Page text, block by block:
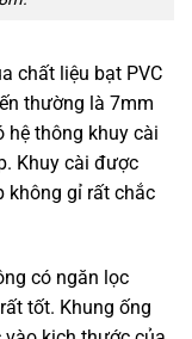
chất liệu bạt PVC
thường là 7mm
hệ thông khuy cài
Khuy cài được
không gỉ rất chắc
có ngăn lọc
tốt. Khung ống